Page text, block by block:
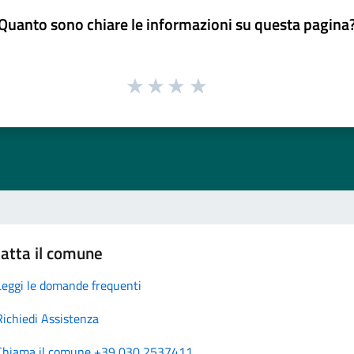
sono chiare le informazioni su questa
il comune
le domande frequenti
Assistenza